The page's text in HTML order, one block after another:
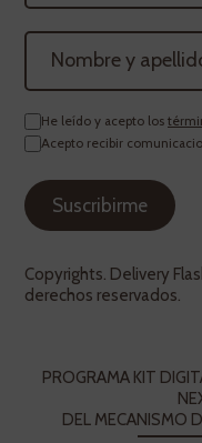
He leído y acepto los
Acepto recibir
Copyrights. Delivery
derechos reservados.
PROGRAMA KIT
DEL MECANISMO